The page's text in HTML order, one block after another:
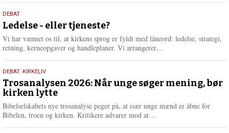
e
r
e
10.
juni
2026
DEBAT
Ledelse - eller tjeneste?
Vi har vænnet os til, at kirkens sprog er fyldt med låneord: ledelse, strategi,
retning, kerneopgaver og handleplaner. Vi arrangerer…
e
2.
juni
2026
DEBAT, KIRKELIV
Trosanalysen 2026: Når unge søger mening, bør
kirken lytte
Bibelselskabets nye trosanalyse peger på, at især unge mænd er åbne for
Bibelen, troen og kirken. Kritikere advarer mod at…